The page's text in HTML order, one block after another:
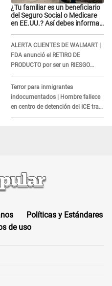
¿Tu familiar es un beneficiario
del Seguro Social o Medicare
en EE.UU.? Así debes informar
ALERTA CLIENTES DE WALMART |
FDA anunció el RETIRO DE
PRODUCTO por ser un RIESGO
MORTAL para consumidores: ¿Cuál
es?
Terror para inmigrantes
indocumentados | Hombre fallece
en centro de detención del ICE tras
sufrir una "emergencia médica"
Políticas y Estándares
de uso